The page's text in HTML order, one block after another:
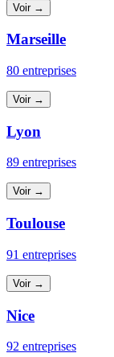
Voir →
Marseille
80 entreprises
Voir →
Lyon
89 entreprises
Voir →
Toulouse
91 entreprises
Voir →
Nice
92 entreprises